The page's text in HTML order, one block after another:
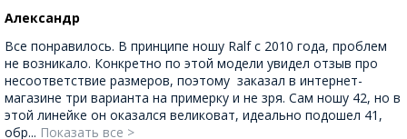
Александр
Все понравилось. В принципе ношу Ralf с 2010 года, проблем
не возникало. Конкретно по этой модели увидел отзыв про
несоответствие размеров, поэтому заказал в интернет-
магазине три варианта на примерку и не зря. Сам ношу 42, но в
этой линейке он оказался великоват, идеально подошел 41,
обр... Показать все >